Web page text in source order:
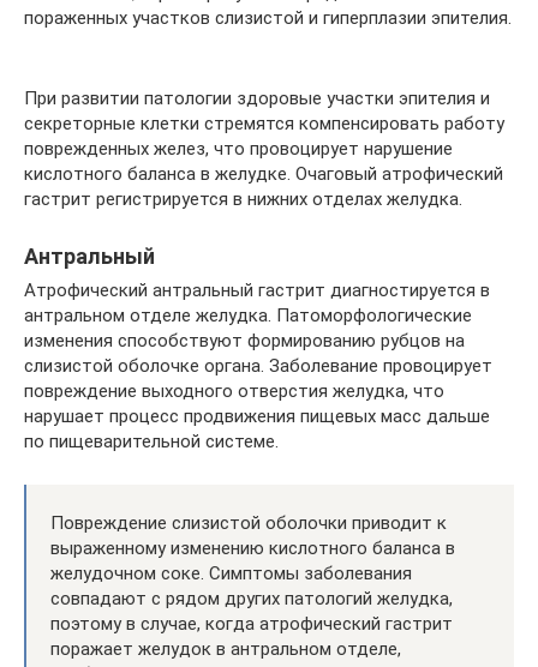
пораженных участков слизистой и гиперплазии эпителия.
При развитии патологии здоровые участки эпителия и
секреторные клетки стремятся компенсировать работу
поврежденных желез, что провоцирует нарушение
кислотного баланса в желудке. Очаговый атрофический
гастрит регистрируется в нижних отделах желудка.
Антральный
Атрофический антральный гастрит диагностируется в
антральном отделе желудка. Патоморфологические
изменения способствуют формированию рубцов на
слизистой оболочке органа. Заболевание провоцирует
повреждение выходного отверстия желудка, что
нарушает процесс продвижения пищевых масс дальше
по пищеварительной системе.
Повреждение слизистой оболочки приводит к
выраженному изменению кислотного баланса в
желудочном соке. Симптомы заболевания
совпадают с рядом других патологий желудка,
поэтому в случае, когда атрофический гастрит
поражает желудок в антральном отделе,